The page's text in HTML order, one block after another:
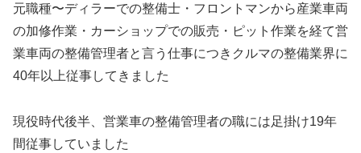
元職種〜ディラーでの整備士・フロントマンから産業車両
の加修作業・カーショップでの販売・ピット作業を経て営
業車両の整備管理者と言う仕事につきクルマの整備業界に
40年以上従事してきました
現役時代後半、営業車の整備管理者の職には足掛け19年
間従事していました